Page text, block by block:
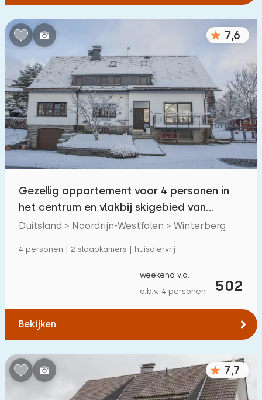
7,6
Gezellig appartement voor 4 personen in
het centrum en vlakbij skigebied van
Winterberg
Duitsland > Noordrijn-Westfalen > Winterberg
4 personen | 2 slaapkamers | huisdiervrij
502
weekend v.a.
o.b.v. 4 personen
Bekijken
7,7